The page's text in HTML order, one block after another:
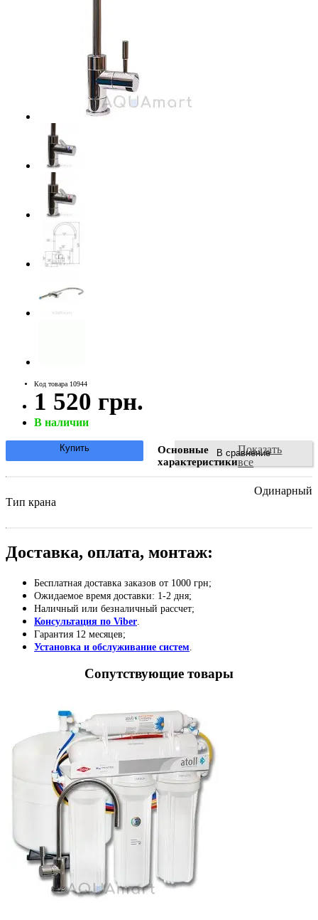
Код товара 10944
1 520 грн.
В наличии
В сравнение
Купить
Основные
характеристики
Показать
все
Тип крана
Одинарный
Доставка, оплата, монтаж:
Бесплатная доставка заказов от 1000 грн;
Ожидаемое время доставки: 1-2 дня;
Наличный или безналичный рассчет;
Консультация по Viber
Гарантия 12 месяцев;
Установка и обслуживание систем
Сопутствующие товары